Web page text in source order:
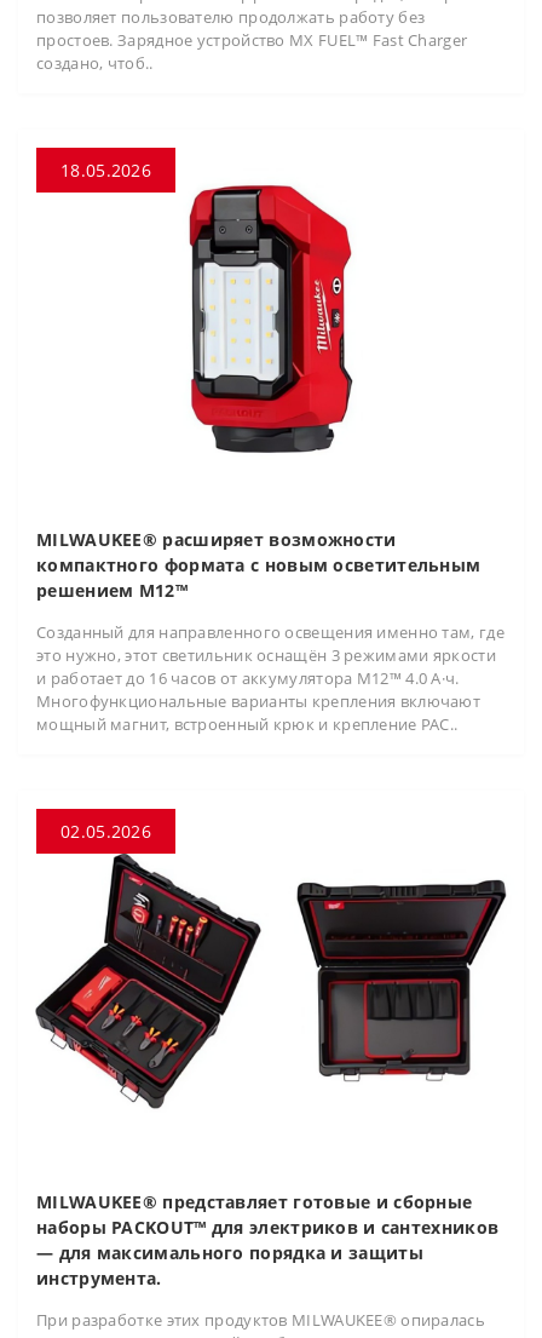
позволяет пользователю продолжать работу без
простоев. Зарядное устройство MX FUEL™ Fast Charger
создано, чтоб..
18.05.2026
MILWAUKEE® расширяет возможности
компактного формата с новым осветительным
решением M12™
Созданный для направленного освещения именно там, где
это нужно, этот светильник оснащён 3 режимами яркости
и работает до 16 часов от аккумулятора M12™ 4.0 А·ч.
Многофункциональные варианты крепления включают
мощный магнит, встроенный крюк и крепление PAC..
02.05.2026
MILWAUKEE® представляет готовые и сборные
наборы PACKOUT™ для электриков и сантехников
— для максимального порядка и защиты
инструмента.
При разработке этих продуктов MILWAUKEE® опиралась